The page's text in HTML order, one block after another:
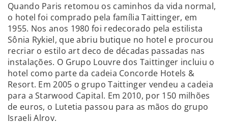
Quando Paris retomou os caminhos da vida normal,
o hotel foi comprado pela família Taittinger, em
1955. Nos anos 1980 foi redecorado pela estilista
Sônia Rykiel, que abriu butique no hotel e procurou
recriar o estilo art deco de décadas passadas nas
instalações. O Grupo Louvre dos Taittinger incluiu o
hotel como parte da cadeia Concorde Hotels &
Resort. Em 2005 o grupo Taittinger vendeu a cadeia
para a Starwood Capital. Em 2010, por 150 milhões
de euros, o Lutetia passou para as mãos do grupo
Israeli Alrov.